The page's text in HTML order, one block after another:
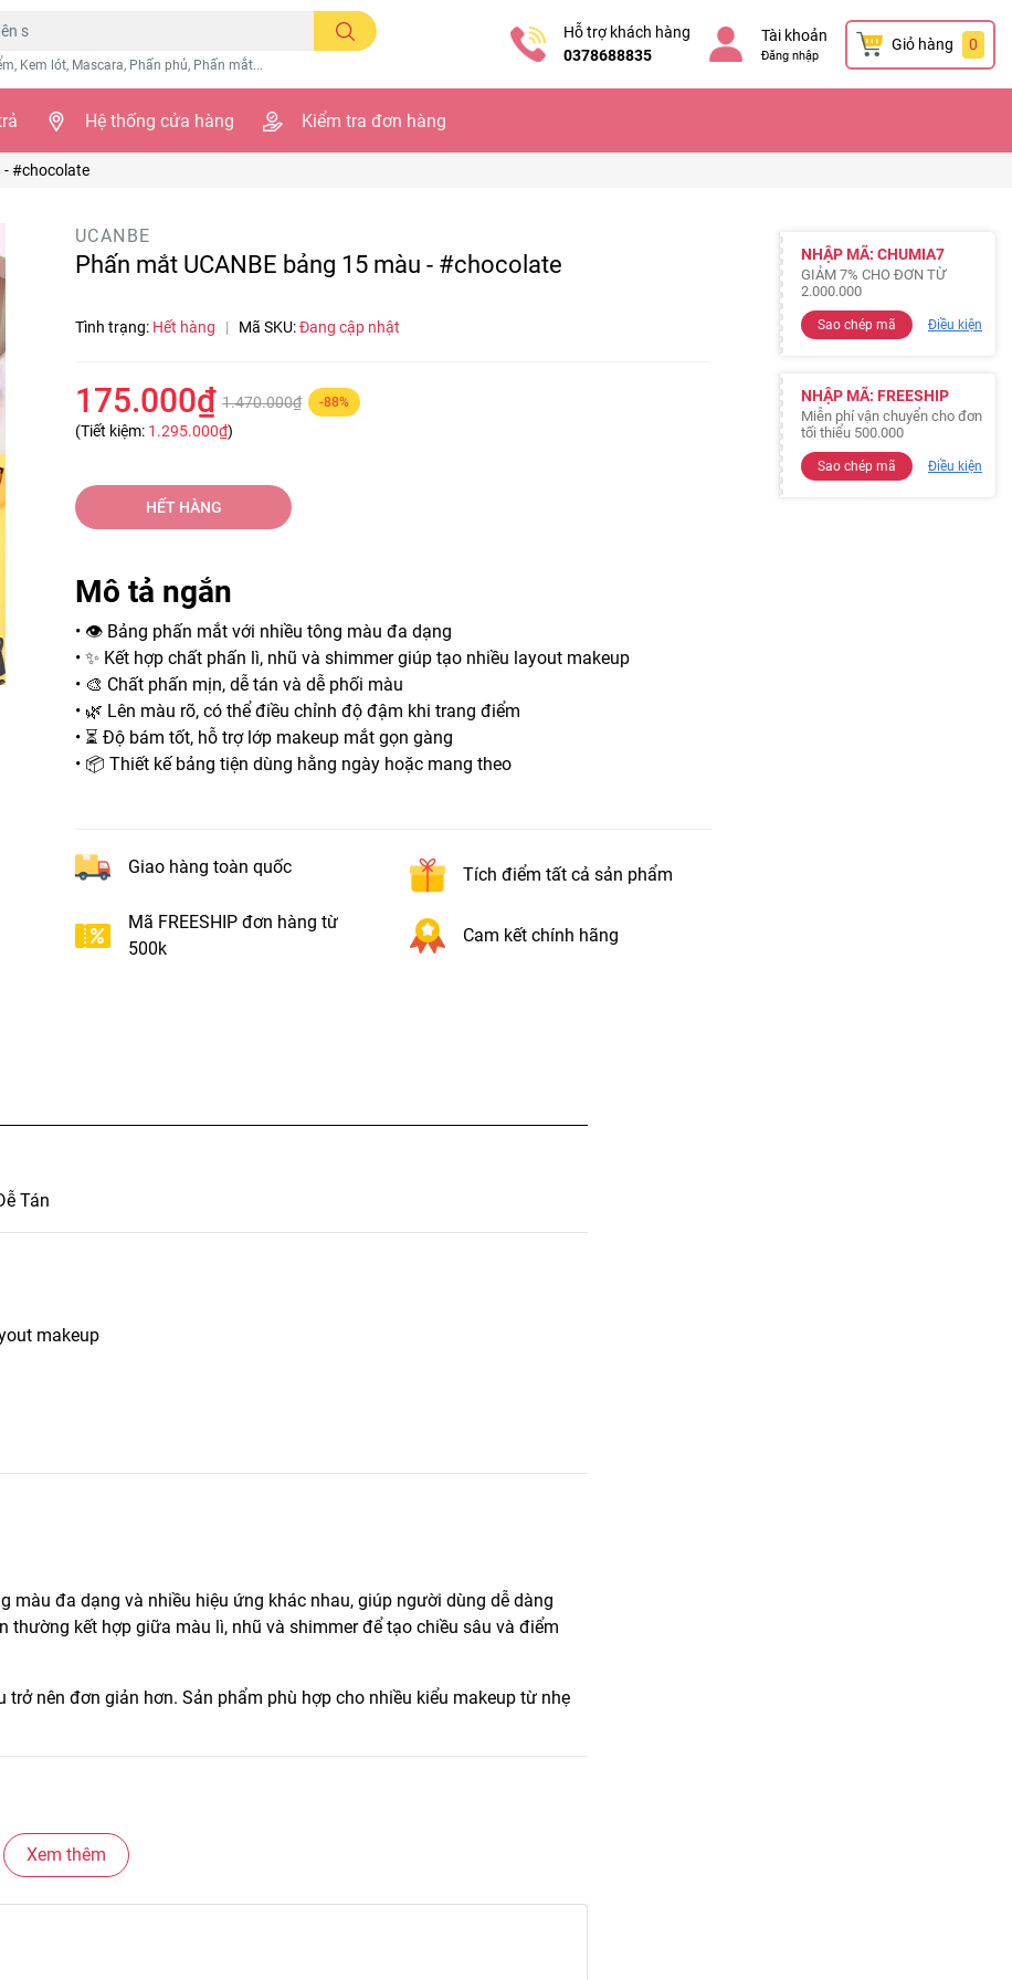
Kem lót, Mascara, Phấn phủ, Phấn mắt...
Hỗ trợ khách hàng
0378688835
Tài khoản
Đăng nhập
Giỏ hàng 0
Hệ thống cửa hàng Kiểm tra đơn hàng
- #chocolate
UCANBE
Phấn mắt UCANBE bảng 15 màu - #chocolate
Tình trạng: Hết hàng | Mã SKU:Đang cập nhật
175.000₫ 1.470.000₫ -88%
(Tiết kiệm: 1.295.000₫)
HẾT HÀNG
Mô tả ngắn
• 👁️ Bảng phấn mắt với nhiều tông màu đa dạng
• ✨ Kết hợp chất phấn lì, nhũ và shimmer giúp tạo nhiều layout makeup
• 🎨 Chất phấn mịn, dễ tán và dễ phối màu
• 🌿 Lên màu rõ, có thể điều chỉnh độ đậm khi trang điểm
• ⏳ Độ bám tốt, hỗ trợ lớp makeup mắt gọn gàng
• 📦 Thiết kế bảng tiện dùng hằng ngày hoặc mang theo
Giao hàng toàn quốc Tích điểm tất cả sản phẩm
Mã FREESHIP đơn hàng từ
500k
Cam kết chính hãng
NHẬP MÃ: CHUMIA7
GIẢM 7% CHO ĐƠN TỪ
2.000.000
Sao chép mã Điều kiện
NHẬP MÃ: FREESHIP
Miễn phí vận chuyển cho đơn
tối thiểu 500.000
Sao chép mã Điều kiện
Tán
makeup
màu đa dạng và nhiều hiệu ứng khác nhau, giúp người dùng dễ dàng
kết hợp giữa màu lì, nhũ và shimmer để tạo chiều sâu và điểm
nên đơn giản hơn. Sản phẩm phù hợp cho nhiều kiểu makeup từ nhẹ
Xem thêm